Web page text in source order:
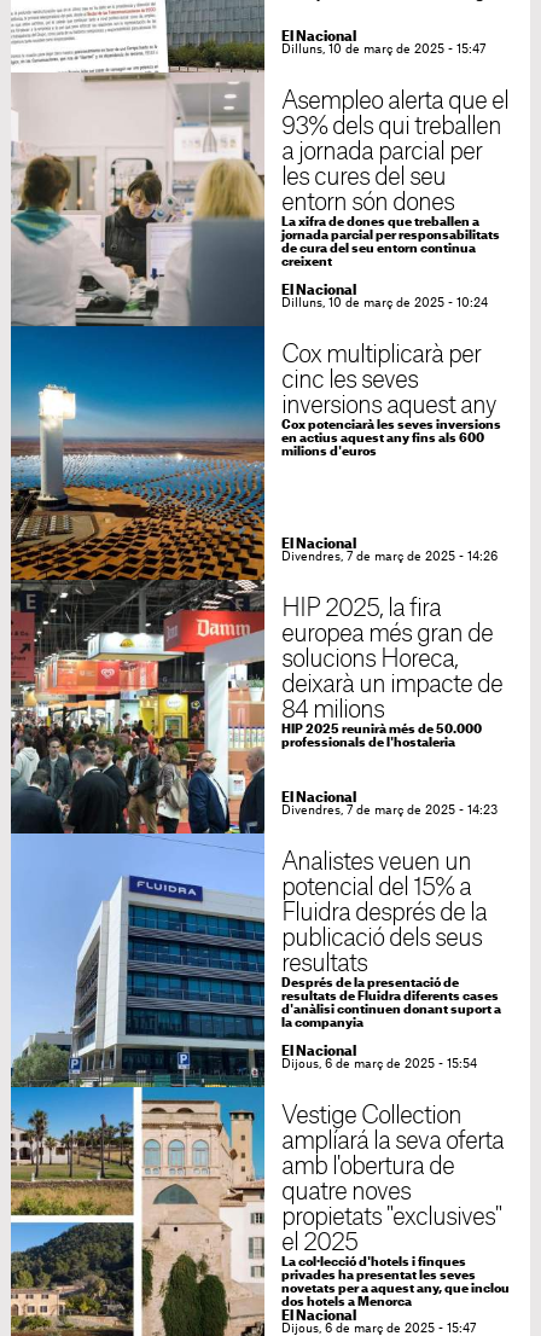
El Nacional
Dilluns, 10 de març de 2025 - 15:47
Asempleo alerta que el
93% dels qui treballen
a jornada parcial per
les cures del seu
entorn són dones
La xifra de dones que treballen a
jornada parcial per responsabilitats
de cura del seu entorn continua
creixent
El Nacional
Dilluns, 10 de març de 2025 - 10:24
Cox multiplicarà per
cinc les seves
inversions aquest any
Cox potenciarà les seves inversions
en actius aquest any fins als 600
milions d'euros
El Nacional
Divendres, 7 de març de 2025 - 14:26
HIP 2025, la fira
europea més gran de
solucions Horeca,
deixarà un impacte de
84 milions
HIP 2025 reunirà més de 50.000
professionals de l'hostaleria
El Nacional
Divendres, 7 de març de 2025 - 14:23
Analistes veuen un
potencial del 15% a
Fluidra després de la
publicació dels seus
resultats
Després de la presentació de
resultats de Fluidra diferents cases
d'anàlisi continuen donant suport a
la companyia
El Nacional
Dijous, 6 de març de 2025 - 15:54
Vestige Collection
amplíará la seva oferta
amb l'obertura de
quatre noves
propietats "exclusives"
el 2025
La col·lecció d'hotels i finques
privades ha presentat les seves
novetats per a aquest any, que inclou
dos hotels a Menorca
El Nacional
Dijous, 6 de març de 2025 - 15:47